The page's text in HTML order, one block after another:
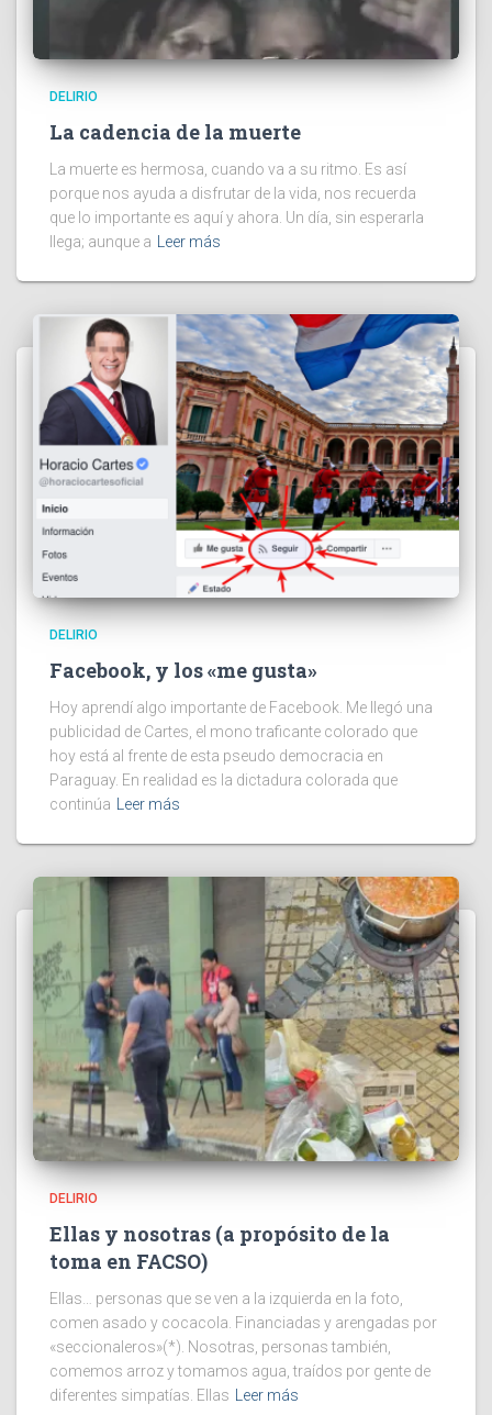
DELIRIO
La cadencia de la muerte
La muerte es hermosa, cuando va a su ritmo. Es así
porque nos ayuda a disfrutar de la vida, nos recuerda
que lo importante es aquí y ahora. Un día, sin esperarla
llega; aunque a
Leer más
DELIRIO
Facebook, y los «me gusta»
Hoy aprendí algo importante de Facebook. Me llegó una
publicidad de Cartes, el mono traficante colorado que
hoy está al frente de esta pseudo democracia en
Paraguay. En realidad es la dictadura colorada que
continúa Leer más
DELIRIO
Ellas y nosotras (a propósito de la
toma en FACSO)
Ellas… personas que se ven a la izquierda en la foto,
comen asado y cocacola. Financiadas y arengadas por
«seccionaleros»(*). Nosotras, personas también,
comemos arroz y tomamos agua, traídos por gente de
diferentes simpatías. Ellas
Leer más